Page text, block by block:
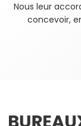
Nous leur
concevoir,